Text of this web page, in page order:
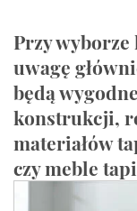
Przy
uwagę
będą
konstrukcji,
materiałów
czy meble